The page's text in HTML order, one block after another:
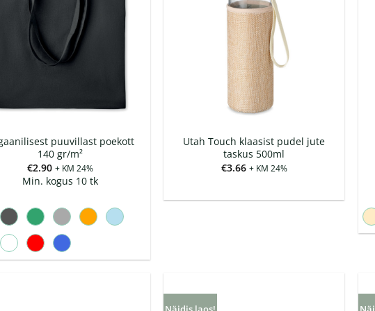
puuvillast poekott
140 gr/m²
€2.90 + KM 24%
Min. kogus 10 tk
Utah Touch klaasist pudel jute
taskus 500ml
€3.66 + KM 24%